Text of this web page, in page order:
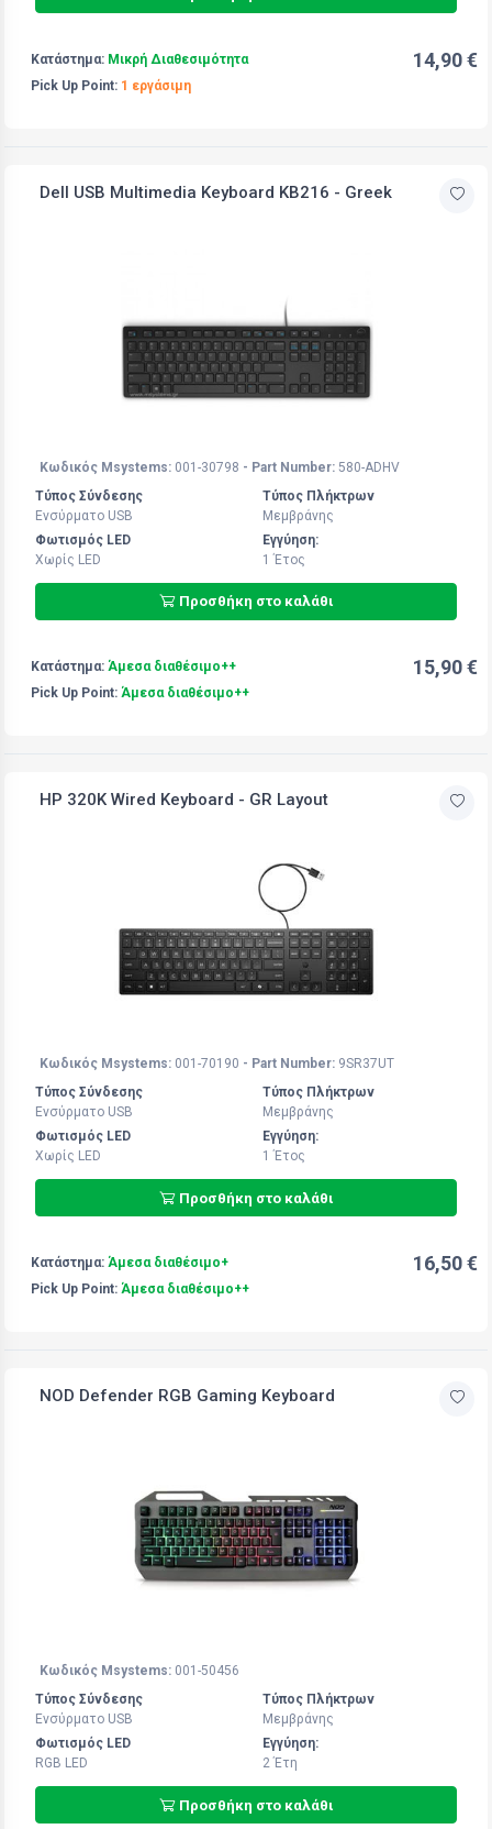
Κατάστημα: Μικρή Διαθεσιμότητα
Pick Up Point: 1 εργάσιμη
14,90 €
Dell USB Multimedia Keyboard KB216 - Greek
Κωδικός Msystems: 001-30798 - Part Number: 580-ADHV
Τύπος Σύνδεσης
Ενσύρματο USB
Τύπος Πλήκτρων
Μεμβράνης
Φωτισμός LED
Χωρίς LED
Εγγύηση:
1 Έτος
Προσθήκη στο καλάθι
Κατάστημα: Άμεσα διαθέσιμο++
Pick Up Point: Άμεσα διαθέσιμο++
15,90 €
HP 320K Wired Keyboard - GR Layout
Κωδικός Msystems: 001-70190 - Part Number: 9SR37UT
Τύπος Σύνδεσης
Ενσύρματο USB
Τύπος Πλήκτρων
Μεμβράνης
Φωτισμός LED
Χωρίς LED
Εγγύηση:
1 Έτoς
Προσθήκη στο καλάθι
Κατάστημα: Άμεσα διαθέσιμο+
Pick Up Point: Άμεσα διαθέσιμο++
16,50 €
NOD Defender RGB Gaming Keyboard
Κωδικός Msystems: 001-50456
Τύπος Σύνδεσης
Ενσύρματο USB
Τύπος Πλήκτρων
Μεμβράνης
Φωτισμός LED
RGB LED
Εγγύηση:
2 Έτη
Προσθήκη στο καλάθι